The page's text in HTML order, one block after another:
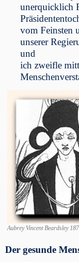
unerquicklich
vom Feinsten
unserer
und
ich zweifle
Aubrey Vincent Beardsley
Der gesunde